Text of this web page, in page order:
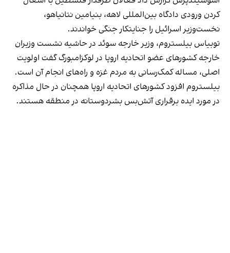
کردن ورودی‌ دادگاه بین‌المللی لاهه، بنیامین نتانیاهو،
نخست‌وزیر اسرائیل را جنایتکار جنگی خواندند.
توبیاس بیلستروم، وزیر خارجه سوئد در حاشیه نشست وزیران
خارجه کشورهای عضو اتحادیه اروپا در لوکزامبورگ گفت اولویت
اصلی، مساله کمک‌رسانی به مردم غزه و راه‌های انجام آن است.
بیلستروم افزود کشورهای اتحادیه اروپا همچنان در حال مذاکره
در مورد ایده برقراری آتش‌بس بشردوستانه در منطقه هستند.